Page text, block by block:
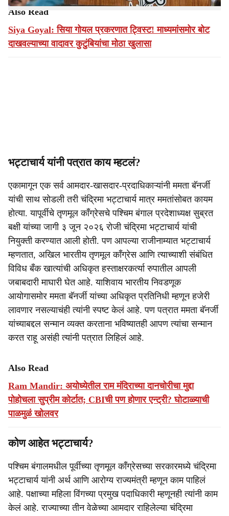
Also Read
Siya Goyal: सिया गोयल प्रकरणात ट्विस्ट! माध्यमांसमोर बोट
दाखवल्याच्या वादावर कुटुंबियांचा मोठा खुलासा
भट्टाचार्य यांनी पत्रात काय म्हटलं?
एकामागून एक सर्व आमदार-खासदार-प्रदाधिकाऱ्यांनी ममता बॅनर्जी
यांची साथ सोडली तरी चंद्रिमा भट्टाचार्य मात्र ममतांसोबत कायम
होत्या. यापूर्वीचे तृणमूल काँग्रेसचे पश्चिम बंगाल प्रदेशाध्यक्ष सुब्रत
बक्षी यांच्या जागी ३ जून २०२६ रोजी चंद्रिमा भट्टाचार्य यांची
नियुक्ती करण्यात आली होती. पण आपल्या राजीनाम्यात भट्टाचार्य
म्हणतात, अखिल भारतीय तृणमूल काँग्रेस आणि त्याच्याशी संबंधित
विविध बँक खात्यांची अधिकृत हस्ताक्षरकर्त्या रुपातील आपली
जबाबदारी माघारी घेत आहे. याशिवाय भारतीय निवडणूक
आयोगासमोर ममता बॅनर्जी यांच्या अधिकृत प्रतिनिधी म्हणून हजेरी
लावणार नसल्याचंही त्यांनी स्पष्ट केलं आहे. पण पत्रात ममता बॅनर्जी
यांच्याबद्दल सन्मान व्यक्त करताना भविष्यातही आपण त्यांचा सन्मान
करत राहू असंही त्यांनी पत्रात लिहिलं आहे.
Also Read
Ram Mandir: अयोध्येतील राम मंदिराच्या दानचोरीचा मुद्दा
पोहोचला सुप्रीम कोर्टात; CBIची पण होणार एन्ट्री? घोटाळ्याची
पाळमुळं खोलवर
कोण आहेत भट्टाचार्य?
पश्चिम बंगालमधील पूर्वीच्या तृणमूल काँग्रेसच्या सरकारमध्ये चंद्रिमा
भट्टाचार्य यांनी अर्थ आणि आरोग्य राज्यमंत्री म्हणून काम पाहिलं
आहे. पक्षाच्या महिला विंगच्या प्रमुख पदाधिकारी म्हणूनही त्यांनी काम
केलं आहे. राज्याच्या तीन वेळेच्या आमदार राहिलेल्या चंद्रिमा